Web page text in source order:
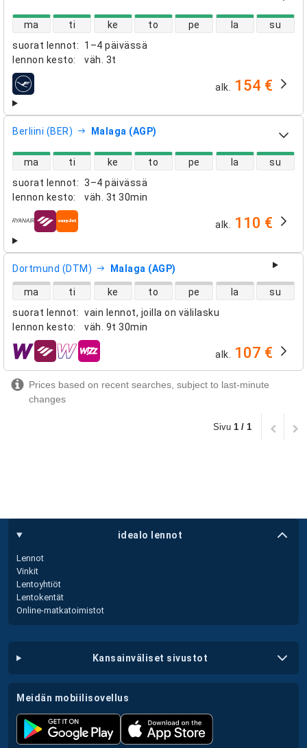
suorat lennot:
1–4 päivässä
lennon kesto: väh. 3t
suorien lentojen saatavuus
ma ti ke to pe la su
lentoyhtiöt alk. 154 €
Berliini (BER) Malaga (AGP)
suorat lennot: 3–4 päivässä
lennon kesto: väh. 3t 30min
suorien lentojen saatavuus
ma ti ke to pe la su
lentoyhtiöt alk. 110 €
Dortmund (DTM) Malaga (AGP)
suorat lennot: vain lennot, joilla on välilasku
lennon kesto: väh. 9t 30min
suorien lentojen saatavuus
ma ti ke to pe la su
lentoyhtiöt alk. 107 €
Prices based on recent searches, subject to last-minute
changes
Sivu 1 / 1
idealo lennot
Lennot
Vinkit
Lentoyhtiöt
Lentokentät
Online-matkatoimistot
kansainväliset sivustot
meidän mobiilisovellus